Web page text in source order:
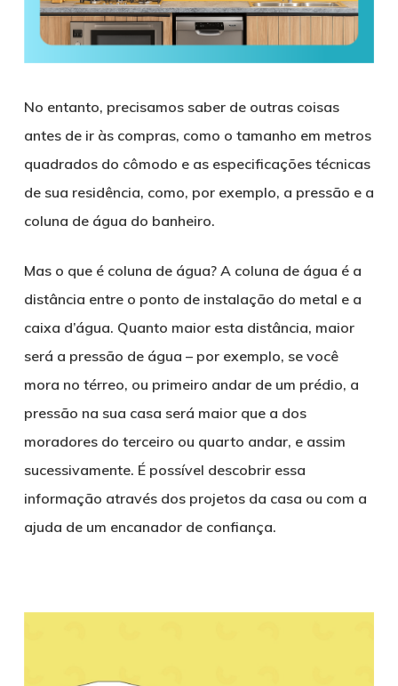
No entanto, precisamos saber de outras coisas
antes de ir às compras, como o tamanho em metros
quadrados do cômodo e as especificações técnicas
de sua residência, como, por exemplo, a pressão e a
coluna de água do banheiro.
Mas o que é coluna de água? A coluna de água é a
distância entre o ponto de instalação do metal e a
caixa d’água. Quanto maior esta distância, maior
será a pressão de água – por exemplo, se você
mora no térreo, ou primeiro andar de um prédio, a
pressão na sua casa será maior que a dos
moradores do terceiro ou quarto andar, e assim
sucessivamente. É possível descobrir essa
informação através dos projetos da casa ou com a
ajuda de um encanador de confiança.